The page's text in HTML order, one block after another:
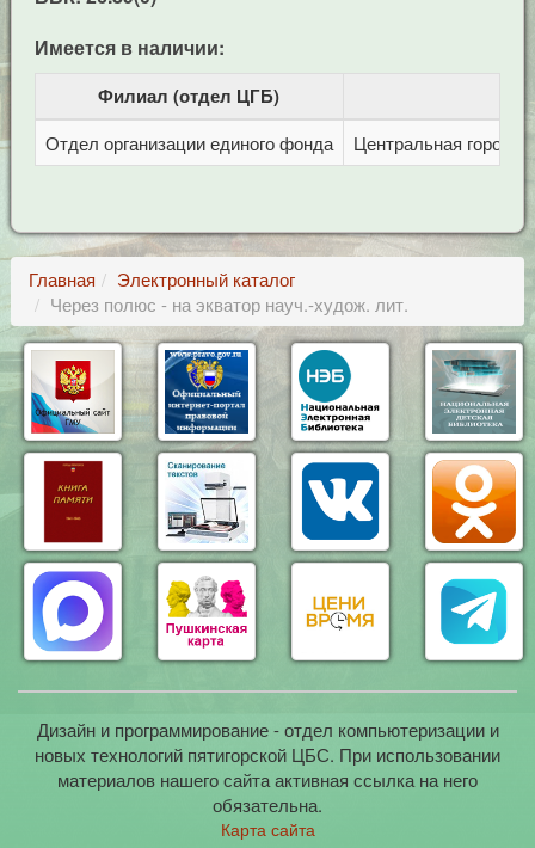
Имеется в наличии:
Филиал (отдел ЦГБ)
Отдел организации единого фонда Центральная
Главная
Электронный каталог
Через полюс - на экватор науч.-худож. лит.
Дизайн и программирование - отдел компьютеризации и
новых технологий пятигорской ЦБС. При использовании
материалов нашего сайта активная ссылка на него
обязательна.
Карта сайта